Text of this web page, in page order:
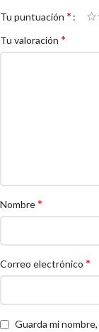
Tu puntuación *
Tu valoración *
Nombre*
Correo electrónico *
Guarda mi